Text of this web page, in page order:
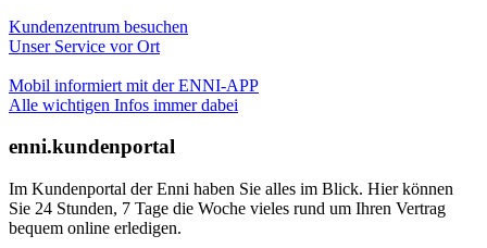
Kundenzentrum besuchen
Unser Service vor Ort
Mobil informiert mit der ENNI-APP
Alle wichtigen Infos immer dabei
enni.kundenportal
Im Kundenportal der Enni haben Sie alles im Blick. Hier können
Sie 24 Stunden, 7 Tage die Woche vieles rund um Ihren Vertrag
bequem online erledigen.